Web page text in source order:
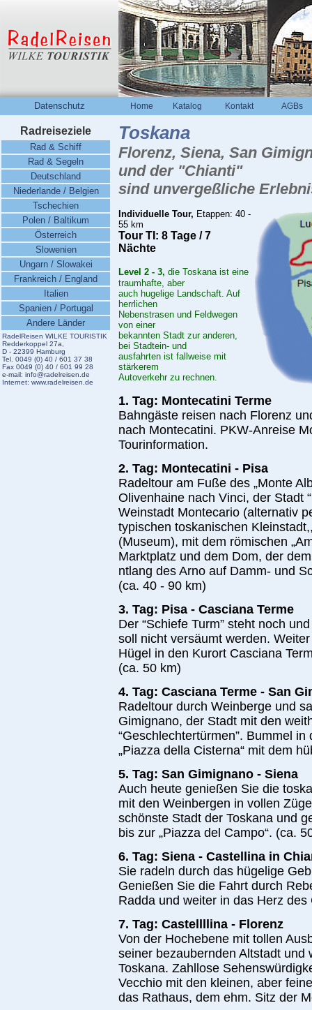
Datenschutz Home Katalog Kontakt AGBs
Radreiseziele
Rad & Schiff
Rad & Segeln
Deutschland
Niederlande / Belgien
Tschechien
Polen / Baltikum
Österreich
Slowenien
Ungarn / Slowakei
Frankreich / England
Italien
Spanien / Portugal
Andere Länder
RadelReisen WILKE TOURISTIK
Redderkoppel 27a,
D - 22399 Hamburg
Tel. 0049 (0) 40 / 601 37 38
Fax 0049 (0) 40 / 601 99 28
e-mail: info@radelreisen.de
Internet: www.radelreisen.de
Toskana
Florenz, Siena, San
und der "Chianti"
sind unvergeßliche
Individuelle Tour, Etappen: 40 -
55 km
Tour TI: 8 Tage / 7
Nächte
Level 2 - 3, die Toskana ist eine
traumhafte, aber
auch hugelige Landschaft. Auf
herrlichen
Nebenstrasen und Feldwegen
von einer
bekannten Stadt zur anderen,
bei Stadtein- und
ausfahrten ist fallweise mit
stärkerem
Autoverkehr zu rechnen.
1. Tag: Montecatini Terme
Bahngäste reisen nach Florenz
nach Montecatini. PKW-Anreise
Tourinformation.
2. Tag: Montecatini - Pisa
Radeltour am Fuße des „Monte
Olivenhaine nach Vinci, der Stadt
Weinstadt Montecario (alternativ
typischen toskanischen
(Museum), mit dem römischen
Marktplatz und dem Dom, der
ntlang des Arno auf Damm- und
(ca. 40 - 90 km)
3. Tag: Pisa - Casciana Terme
Der “Schiefe Turm” steht noch
soll nicht versäumt werden.
Hügel in den Kurort Casciana
(ca. 50 km)
4. Tag: Casciana Terme - San
Radeltour durch Weinberge und
Gimignano, der Stadt mit den
“Geschlechtertürmen”. Bummel
„Piazza della Cisterna“ mit dem
5. Tag: San Gimignano - Siena
Auch heute genießen Sie die
mit den Weinbergen in vollen
schönste Stadt der Toskana und
bis zur „Piazza del Campo“. (ca.
6. Tag: Siena - Castellina in
Sie radeln durch das hügelige
Genießen Sie die Fahrt durch
Radda und weiter in das Herz
7. Tag: Castellllina - Florenz
Von der Hochebene mit tollen
seiner bezaubernden Altstadt und
Toskana. Zahllose
Vecchio mit den kleinen, aber
das Rathaus, dem ehm. Sitz der